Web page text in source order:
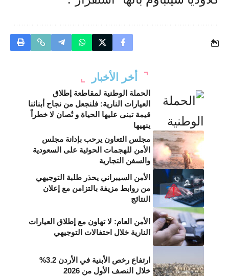
أخر الأخبار
الحملة الوطنية لمقاطعة إطلاق
العيارات النارية: فلنجعل من نجاح أبنائنا
قيمة تبنى عليها الحياة و تُصان لا خطراً
ينهيها
مجلس التعاون يرحب بإدانة مجلس
الأمن للهجمات الحوثية على السعودية
والسفن التجارية
الأمن السيبراني يحذر طلبة التوجيهي
من روابط مزيفة بالتزامن مع إعلان
النتائج
الأمن العام: لا تهاون مع إطلاق العيارات
النارية خلال احتفالات التوجيهي
ارتفاع رخص الأبنية في الأردن 3.2%
خلال النصف الأول من 2026